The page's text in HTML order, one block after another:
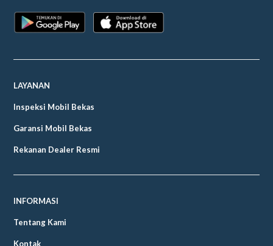
LAYANAN
Inspeksi Mobil Bekas
Garansi Mobil Bekas
Rekanan Dealer Resmi
INFORMASI
Tentang Kami
Kontak